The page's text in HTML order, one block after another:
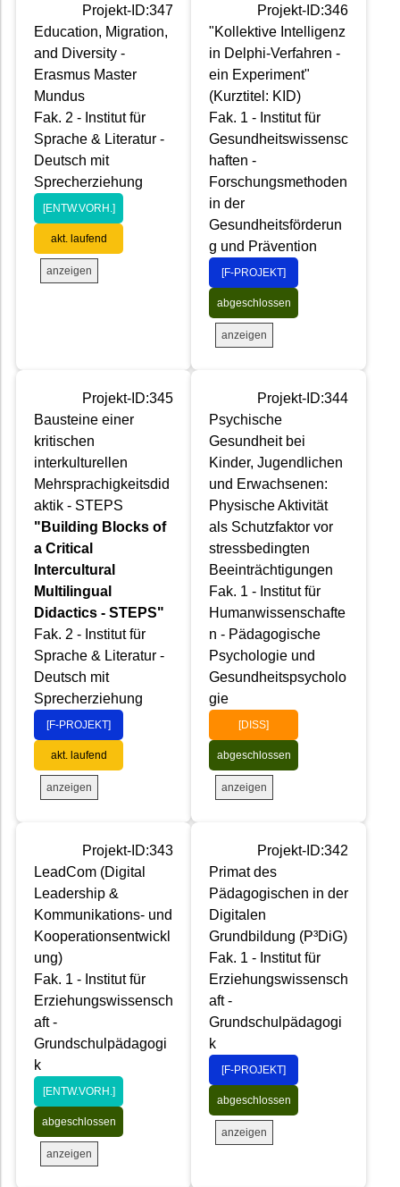
Projekt-ID:347
Education, Migration,
and Diversity -
Erasmus Master
Mundus
Fak. 2 - Institut für
Sprache & Literatur -
Deutsch mit
Sprecherziehung
[ENTW.VORH.]
akt. laufend
anzeigen
Projekt-ID:346
"Kollektive Intelligenz
in Delphi-Verfahren -
ein Experiment"
(Kurztitel: KID)
Fak. 1 - Institut für
Gesundheitswissensc
haften -
Forschungsmethoden
in der
Gesundheitsförderun
g und Prävention
[F-PROJEKT]
abgeschlossen
anzeigen
Projekt-ID:345
Bausteine einer
kritischen
interkulturellen
Mehrsprachigkeitsdid
aktik - STEPS
"Building Blocks of
a Critical
Intercultural
Multilingual
Didactics - STEPS"
Fak. 2 - Institut für
Sprache & Literatur -
Deutsch mit
Sprecherziehung
[F-PROJEKT]
akt. laufend
anzeigen
Projekt-ID:344
Psychische
Gesundheit bei
Kinder, Jugendlichen
und Erwachsenen:
Physische Aktivität
als Schutzfaktor vor
stressbedingten
Beeinträchtigungen
Fak. 1 - Institut für
Humanwissenschafte
n - Pädagogische
Psychologie und
Gesundheitspsycholo
gie
[DISS]
abgeschlossen
anzeigen
Projekt-ID:343
LeadCom (Digital
Leadership &
Kommunikations- und
Kooperationsentwickl
ung)
Fak. 1 - Institut für
Erziehungswissensch
aft -
Grundschulpädagogi
k
[ENTW.VORH.]
abgeschlossen
anzeigen
Projekt-ID:342
Primat des
Pädagogischen in der
Digitalen
Grundbildung (P³DiG)
Fak. 1 - Institut für
Erziehungswissensch
aft -
Grundschulpädagogi
k
[F-PROJEKT]
abgeschlossen
anzeigen